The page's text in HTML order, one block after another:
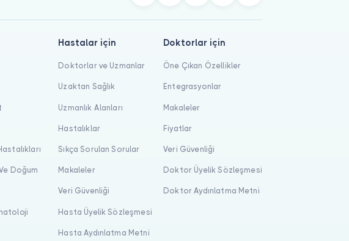
Doğum
Hastalar için
Doktorlar ve Uzmanlar
Uzaktan Sağlık
Uzmanlık Alanları
Hastalıklar
Sıkça Sorulan Sorular
Makaleler
Veri Güvenliği
Hasta Üyelik Sözleşmesi
Hasta Aydınlatma Metni
Doktorlar için
Öne Çıkan Özellikler
Entegrasyonlar
Makaleler
Fiyatlar
Veri Güvenliği
Doktor Üyelik Sözleşmesi
Doktor Aydınlatma Metni